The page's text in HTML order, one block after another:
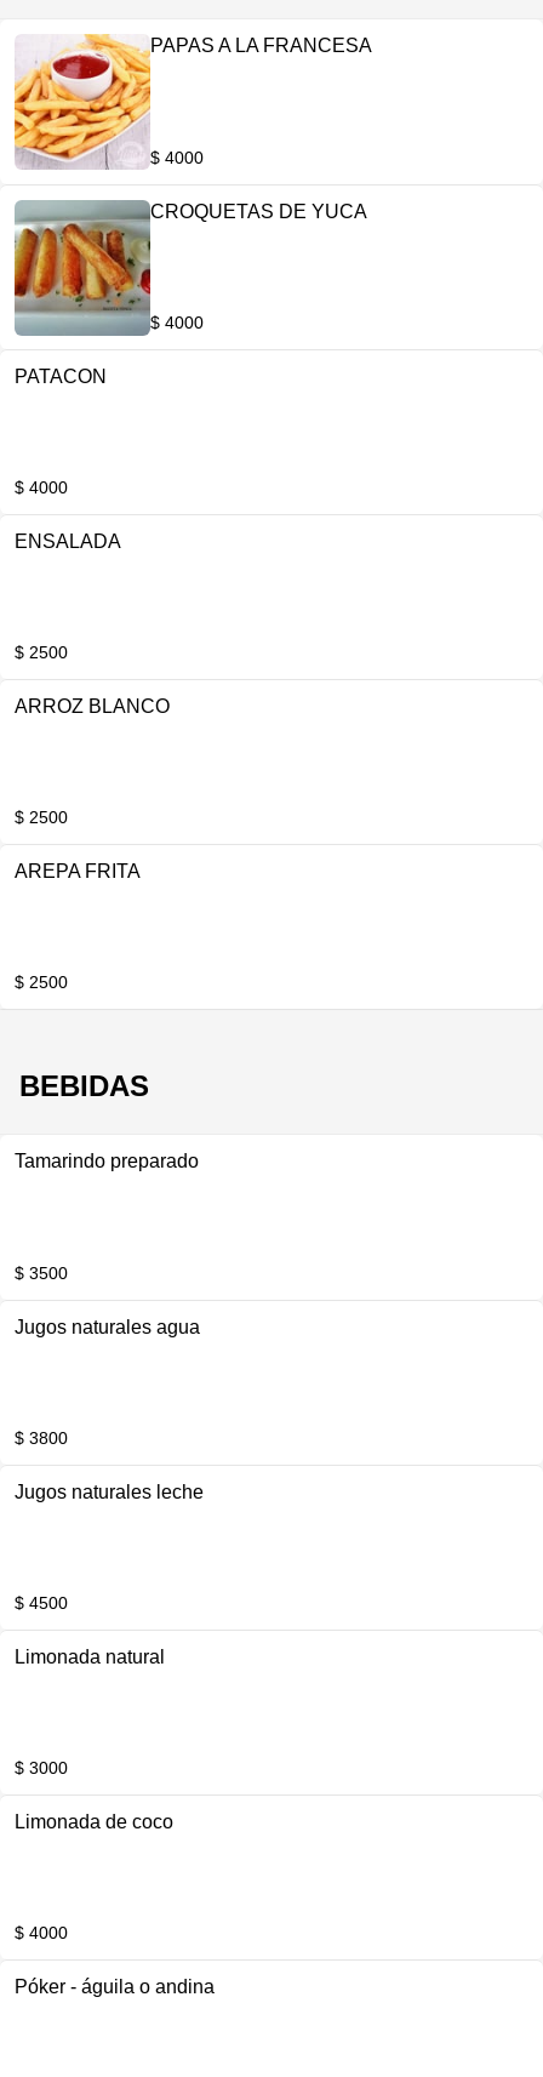
PAPAS A LA FRANCESA
$ 4000
CROQUETAS DE YUCA
$ 4000
PATACON
$ 4000
ENSALADA
$ 2500
ARROZ BLANCO
$ 2500
AREPA FRITA
$ 2500
BEBIDAS
Tamarindo preparado
$ 3500
Jugos naturales agua
$ 3800
Jugos naturales leche
$ 4500
Limonada natural
$ 3000
Limonada de coco
$ 4000
Póker - águila o andina